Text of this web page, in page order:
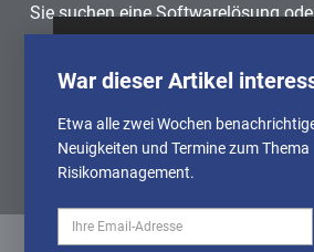
Informationen über die
Webseite zu erhalten und
stetig verbessern zu können.
Informationen finden Sie in
Sie suchen eine Softwarelösung
rund um die Themen
ISMS?
Partner finden
War dieser Artikel
Etwa alle zwei Wochen
Neuigkeiten und Termine zum Thema
Risikomanagement.